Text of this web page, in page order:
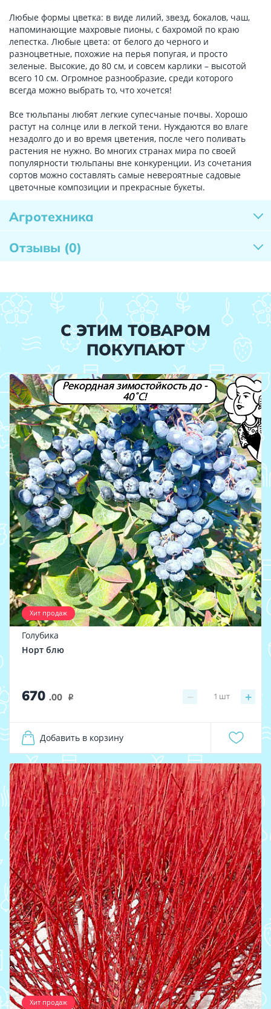
Любые формы цветка: в виде лилий, звезд, бокалов, чаш,
напоминающие махровые пионы, с бахромой по краю
лепестка. Любые цвета: от белого до черного и
разноцветные, похожие на перья попугая, и просто
зеленые. Высокие, до 80 см, и совсем карлики – высотой
всего 10 см. Огромное разнообразие, среди которого
всегда можно выбрать то, что хочется!
Все тюльпаны любят легкие супесчаные почвы. Хорошо
растут на солнце или в легкой тени. Нуждаются во влаге
незадолго до и во время цветения, после чего поливать
растения не нужно. Во многих странах мира по своей
популярности тюльпаны вне конкуренции. Из сочетания
сортов можно составлять самые невероятные садовые
цветочные композиции и прекрасные букеты.
Агротехника
Отзывы (0)
С ЭТИМ ТОВАРОМ
ПОКУПАЮТ
Рекордная зимостойкость до -
40˚С!
Хит продаж
Голубика
Норт блю
670 .00 i − +
1 шт
Добавить в корзину
Хит продаж